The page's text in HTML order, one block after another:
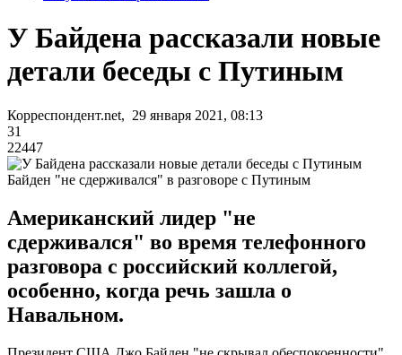
У Байдена рассказали новые
детали беседы с Путиным
Корреспондент.net, 29 января 2021, 08:13
31
22447
Байден "не сдерживался" в разговоре с Путиным
Американский лидер "не
сдерживался" во время телефонного
разговора с российский коллегой,
особенно, когда речь зашла о
Навальном.